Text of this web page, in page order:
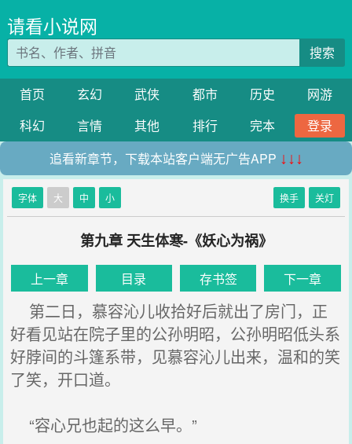
请看小说网
搜索
首页 玄幻 武侠 都市 历史
网游
科幻
言情 其他 排行 完本
登录
追看新章节，下载本站客户端无广告APP ↓↓↓
字体 大 中 小 换手 关灯
第九章 天生体寒-《妖心为祸》
上一章 目录 存书签 下一章
第二日，慕容沁儿收拾好后就出了房门，正
好看见站在院子里的公孙明昭，公孙明昭低头系
好脖间的斗篷系带，见慕容沁儿出来，温和的笑
了笑，开口道。
“容心兄也起的这么早。”